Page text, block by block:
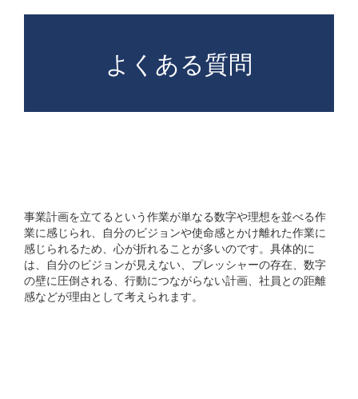
よくある質問
事業計画を立てるという作業が単なる数字や理想を並べる作
業に感じられ、自分のビジョンや使命感とかけ離れた作業に
感じられるため、心が折れることが多いのです。具体的に
は、自分のビジョンが見えない、プレッシャーの存在、数字
の壁に圧倒される、行動につながらない計画、社員との距離
感などが理由として考えられます。